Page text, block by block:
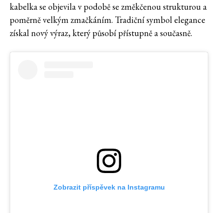
kabelka se objevila v podobě se změkčenou strukturou a
poměrně velkým zmačkáním. Tradiční symbol elegance
získal nový výraz, který působí přístupně a současně.
Zobrazit příspěvek na Instagramu